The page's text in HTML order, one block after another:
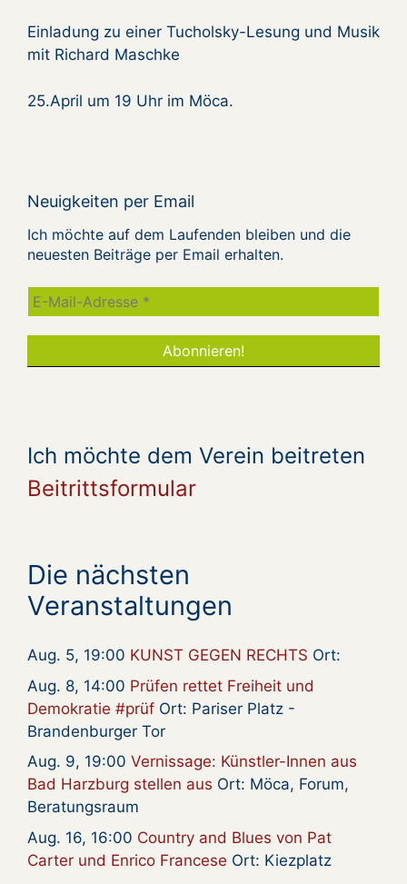
Einladung zu einer Tucholsky-Lesung und Musik
mit Richard Maschke
25.April um 19 Uhr im Möca.
Neuigkeiten per Email
Ich möchte auf dem Laufenden bleiben und die
neuesten Beiträge per Email erhalten.
Ich möchte dem Verein beitreten
Beitrittsformular
Die nächsten
Veranstaltungen
Aug. 5, 19:00 KUNST GEGEN RECHTS Ort:
Aug. 8, 14:00 Prüfen rettet Freiheit und
Demokratie #prüf Ort: Pariser Platz -
Brandenburger Tor
Aug. 9, 19:00 Vernissage: Künstler-Innen aus
Bad Harzburg stellen aus Ort: Möca, Forum,
Beratungsraum
Aug. 16, 16:00 Country and Blues von Pat
Carter und Enrico Francese Ort: Kiezplatz